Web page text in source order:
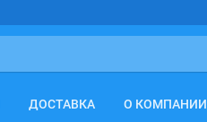
ДОСТАВКА О КОМПАНИИ